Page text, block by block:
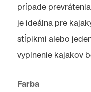
prípade
je ideálna pre
stĺpikmi alebo
vyplnenie kajakov
Farba